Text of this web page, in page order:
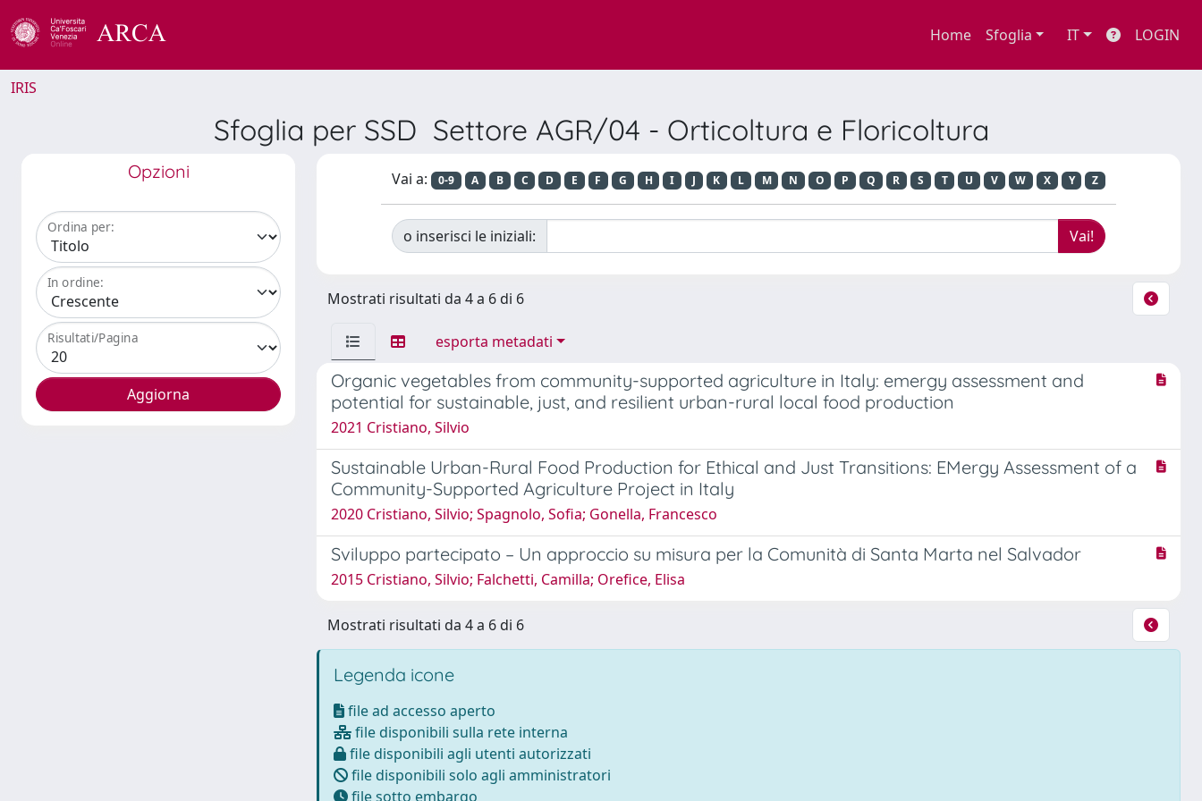
Home Sfoglia IT LOGIN
IRIS
Sfoglia per SSD Settore AGR/04 - Orticoltura e Floricoltura
Opzioni
Ordina per:
In ordine:
Risultati/Pagina
Vai a: 0-9 A B C D E F G H I J K L M N O P Q R S T U V W X Y Z
o inserisci le iniziali:
Mostrati risultati da 4 a 6 di 6
esporta metadati
Organic vegetables from community-supported agriculture in Italy: emergy assessment and
potential for sustainable, just, and resilient urban-rural local food production
2021 Cristiano, Silvio
Sustainable Urban-Rural Food Production for Ethical and Just Transitions: EMergy Assessment of a
Community-Supported Agriculture Project in Italy
2020 Cristiano, Silvio; Spagnolo, Sofia; Gonella, Francesco
Sviluppo partecipato – Un approccio su misura per la Comunità di Santa Marta nel Salvador
2015 Cristiano, Silvio; Falchetti, Camilla; Orefice, Elisa
Mostrati risultati da 4 a 6 di 6
Legenda icone
file ad accesso aperto
file disponibili sulla rete interna
file disponibili agli utenti autorizzati
file disponibili solo agli amministratori
file sotto embargo